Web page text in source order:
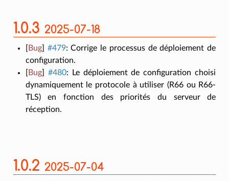
1.0.3 2025-07-18
Bug] #479: Corrige le processus de déploiement de
configuration.
Bug] #480: Le déploiement de configuration choisi
dynamiquement le protocole à utiliser (R66 ou R66-
TLS) en fonction des priorités du serveur de
réception.
1.0.2 2025-07-04